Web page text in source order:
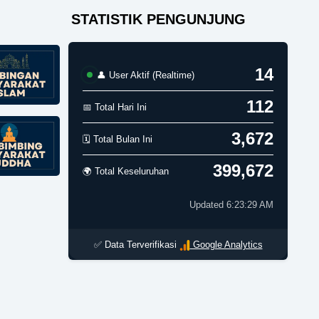
STATISTIK PENGUNJUNG
👤 User Aktif (Realtime) 14
📅 Total Hari Ini 112
🗓️ Total Bulan Ini 3,672
🌍 Total Keseluruhan 399,672
Updated 6:23:29 AM
✅ Data Terverifikasi Google Analytics